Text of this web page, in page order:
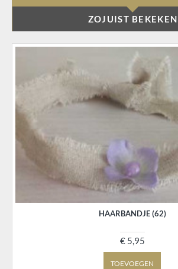
ZOJUIST BEKEKEN
HAARBANDJE (62)
€ 5,95
TOEVOEGEN